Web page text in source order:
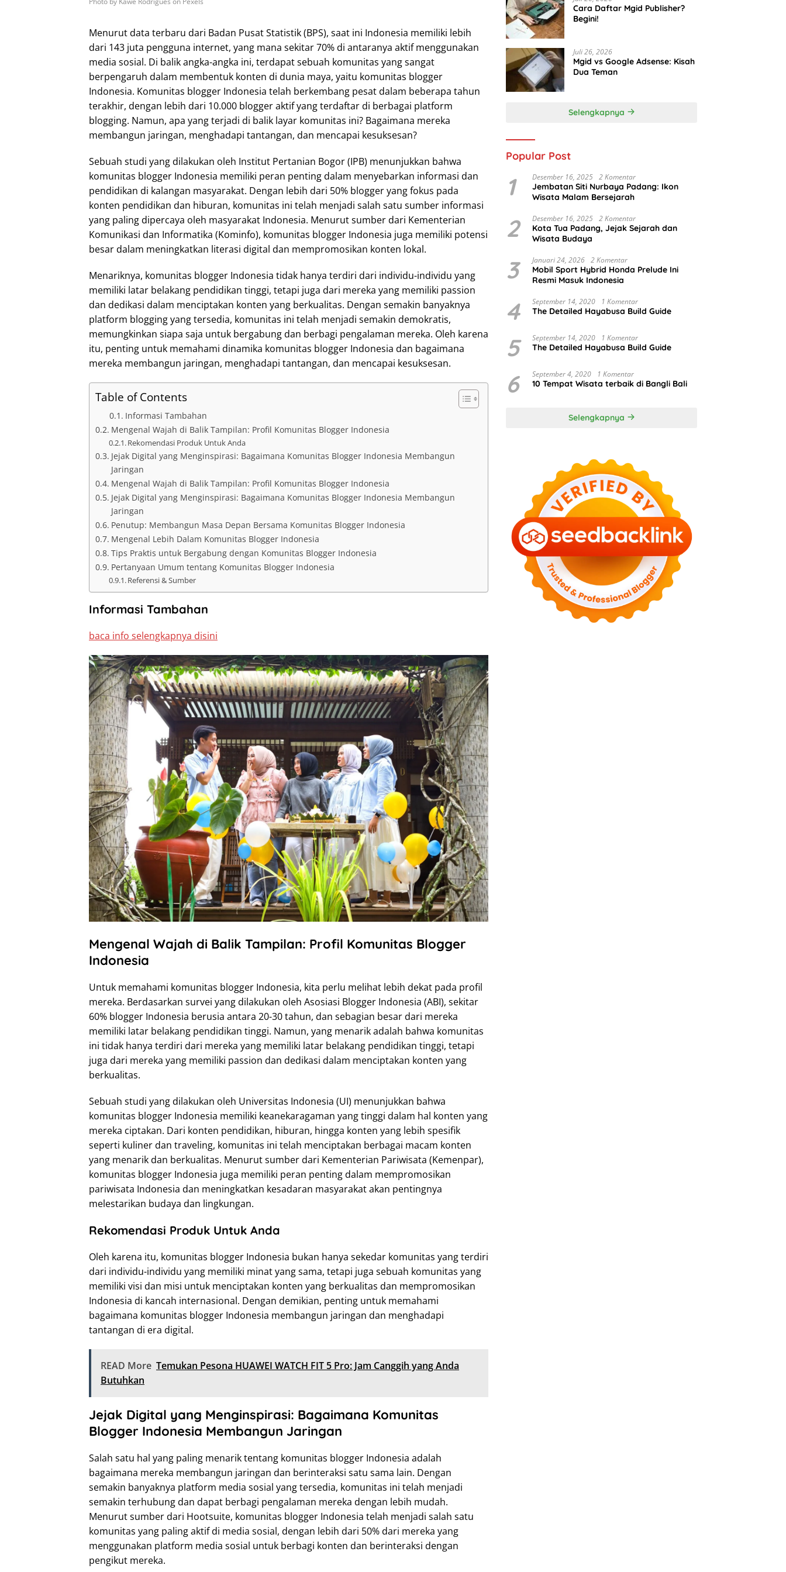
Menurut data terbaru dari Badan Pusat Statistik (BPS), saat ini Indonesia memiliki lebih
dari 143 juta pengguna internet, yang mana sekitar 70% di antaranya aktif menggunakan
media sosial. Di balik angka-angka ini, terdapat sebuah komunitas yang sangat
berpengaruh dalam membentuk konten di dunia maya, yaitu komunitas blogger
Indonesia. Komunitas blogger Indonesia telah berkembang pesat dalam beberapa tahun
terakhir, dengan lebih dari 10.000 blogger aktif yang terdaftar di berbagai platform
blogging. Namun, apa yang terjadi di balik layar komunitas ini? Bagaimana mereka
membangun jaringan, menghadapi tantangan, dan mencapai kesuksesan?
Sebuah studi yang dilakukan oleh Institut Pertanian Bogor (IPB) menunjukkan bahwa
komunitas blogger Indonesia memiliki peran penting dalam menyebarkan informasi dan
pendidikan di kalangan masyarakat. Dengan lebih dari 50% blogger yang fokus pada
konten pendidikan dan hiburan, komunitas ini telah menjadi salah satu sumber informasi
yang paling dipercaya oleh masyarakat Indonesia. Menurut sumber dari Kementerian
Komunikasi dan Informatika (Kominfo), komunitas blogger Indonesia juga memiliki potensi
besar dalam meningkatkan literasi digital dan mempromosikan konten lokal.
Menariknya, komunitas blogger Indonesia tidak hanya terdiri dari individu-individu yang
memiliki latar belakang pendidikan tinggi, tetapi juga dari mereka yang memiliki passion
dan dedikasi dalam menciptakan konten yang berkualitas. Dengan semakin banyaknya
platform blogging yang tersedia, komunitas ini telah menjadi semakin demokratis,
memungkinkan siapa saja untuk bergabung dan berbagi pengalaman mereka. Oleh karena
itu, penting untuk memahami dinamika komunitas blogger Indonesia dan bagaimana
mereka membangun jaringan, menghadapi tantangan, dan mencapai kesuksesan.
Table of Contents
Informasi Tambahan
Mengenal Wajah di Balik Tampilan: Profil Komunitas Blogger Indonesia
Rekomendasi Produk Untuk Anda
Jejak Digital yang Menginspirasi: Bagaimana Komunitas Blogger Indonesia Membangun
Jaringan
Mengenal Wajah di Balik Tampilan: Profil Komunitas Blogger Indonesia
Jejak Digital yang Menginspirasi: Bagaimana Komunitas Blogger Indonesia Membangun
Jaringan
Penutup: Membangun Masa Depan Bersama Komunitas Blogger Indonesia
Mengenal Lebih Dalam Komunitas Blogger Indonesia
Tips Praktis untuk Bergabung dengan Komunitas Blogger Indonesia
Pertanyaan Umum tentang Komunitas Blogger Indonesia
Referensi & Sumber
Informasi Tambahan
baca info selengkapnya disini
Mengenal Wajah di Balik Tampilan: Profil Komunitas Blogger
Indonesia
Untuk memahami komunitas blogger Indonesia, kita perlu melihat lebih dekat pada profil
mereka. Berdasarkan survei yang dilakukan oleh Asosiasi Blogger Indonesia (ABI), sekitar
60% blogger Indonesia berusia antara 20-30 tahun, dan sebagian besar dari mereka
memiliki latar belakang pendidikan tinggi. Namun, yang menarik adalah bahwa komunitas
ini tidak hanya terdiri dari mereka yang memiliki latar belakang pendidikan tinggi, tetapi
juga dari mereka yang memiliki passion dan dedikasi dalam menciptakan konten yang
berkualitas.
Sebuah studi yang dilakukan oleh Universitas Indonesia (UI) menunjukkan bahwa
komunitas blogger Indonesia memiliki keanekaragaman yang tinggi dalam hal konten yang
mereka ciptakan. Dari konten pendidikan, hiburan, hingga konten yang lebih spesifik
seperti kuliner dan traveling, komunitas ini telah menciptakan berbagai macam konten
yang menarik dan berkualitas. Menurut sumber dari Kementerian Pariwisata (Kemenpar),
komunitas blogger Indonesia juga memiliki peran penting dalam mempromosikan
pariwisata Indonesia dan meningkatkan kesadaran masyarakat akan pentingnya
melestarikan budaya dan lingkungan.
Rekomendasi Produk Untuk Anda
Oleh karena itu, komunitas blogger Indonesia bukan hanya sekedar komunitas yang terdiri
dari individu-individu yang memiliki minat yang sama, tetapi juga sebuah komunitas yang
memiliki visi dan misi untuk menciptakan konten yang berkualitas dan mempromosikan
Indonesia di kancah internasional. Dengan demikian, penting untuk memahami
bagaimana komunitas blogger Indonesia membangun jaringan dan menghadapi
tantangan di era digital.
READ More Temukan Pesona HUAWEI WATCH FIT 5 Pro: Jam Canggih yang Anda
Butuhkan
Jejak Digital yang Menginspirasi: Bagaimana Komunitas
Blogger Indonesia Membangun Jaringan
Salah satu hal yang paling menarik tentang komunitas blogger Indonesia adalah
bagaimana mereka membangun jaringan dan berinteraksi satu sama lain. Dengan
semakin banyaknya platform media sosial yang tersedia, komunitas ini telah menjadi
semakin terhubung dan dapat berbagi pengalaman mereka dengan lebih mudah.
Menurut sumber dari Hootsuite, komunitas blogger Indonesia telah menjadi salah satu
komunitas yang paling aktif di media sosial, dengan lebih dari 50% dari mereka yang
menggunakan platform media sosial untuk berbagi konten dan berinteraksi dengan
pengikut mereka.
Cara Daftar Mgid Publisher?
Begini!
Juli 26, 2026
Mgid vs Google Adsense: Kisah
Dua Teman
Selengkapnya
Popular Post
1 Desember 16, 2025 2 Komentar
Jembatan Siti Nurbaya Padang: Ikon
Wisata Malam Bersejarah
2 Desember 16, 2025 2 Komentar
Kota Tua Padang, Jejak Sejarah dan
Wisata Budaya
3 Januari 24, 2026 2 Komentar
Mobil Sport Hybrid Honda Prelude Ini
Resmi Masuk Indonesia
4 September 14, 2020 1 Komentar
The Detailed Hayabusa Build Guide
5 September 14, 2020 1 Komentar
The Detailed Hayabusa Build Guide
6 September 4, 2020 1 Komentar
10 Tempat Wisata terbaik di Bangli Bali
Selengkapnya